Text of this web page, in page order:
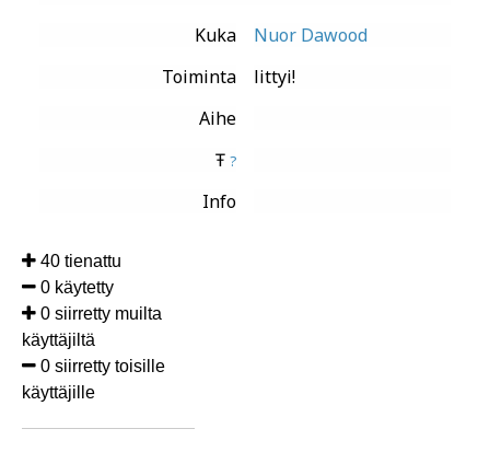
Kuka
Nuor Dawood
Toiminta
littyi!
Aihe
Ŧ ?
Info
40 tienattu
0 käytetty
0 siirretty muilta
käyttäjiltä
0 siirretty toisille
käyttäjille